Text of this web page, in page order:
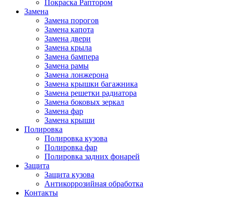
Покраска Раптором
Замена
Замена порогов
Замена капота
Замена двери
Замена крыла
Замена бампера
Замена рамы
Замена лонжерона
Замена крышки багажника
Замена решетки радиатора
Замена боковых зеркал
Замена фар
Замена крыши
Полировка
Полировка кузова
Полировка фар
Полировка задних фонарей
Защита
Защита кузова
Антикоррозийная обработка
Контакты